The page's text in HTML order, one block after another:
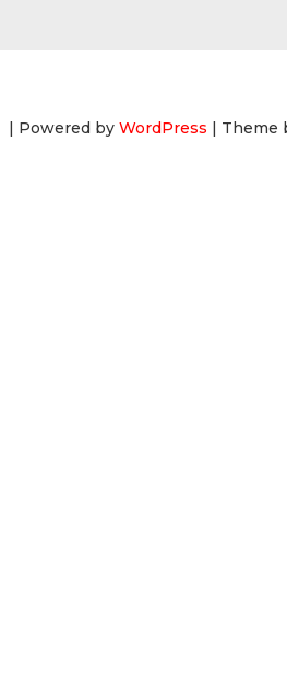
| Powered by WordPress | Theme